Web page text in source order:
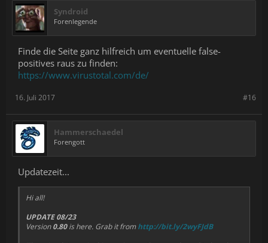
Syndroid
Forenlegende
Finde die Seite ganz hilfreich um eventuelle false-
positives raus zu finden:
https://www.virustotal.com/de/
#16
16. Juli 2017
Hammerschaedel
Forengott
Updatezeit...
Hi all!
UPDATE 08/23
Version0.80is here. Grab it fromhttp://bit.ly/2wyFJdB